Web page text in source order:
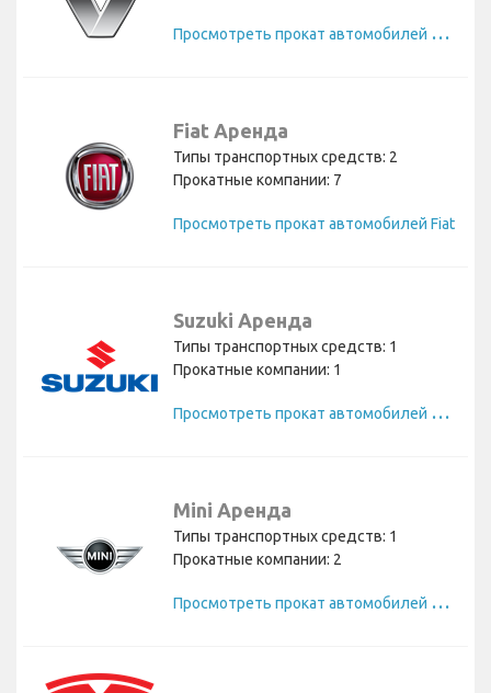
П
росмотреть прокат автомобилей Renault
Fiat Аренда
Типы транспортных средств: 2
Прокатные компании: 7
Просмотреть прокат автомобилей Fiat
Suzuki Аренда
Типы транспортных средств: 1
Прокатные компании: 1
П
росмотреть прокат автомобилей Suzuki
Mini Аренда
Типы транспортных средств: 1
Прокатные компании: 2
П
росмотреть прокат автомобилей Mini